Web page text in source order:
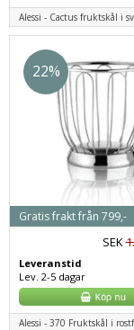
Alessi - Cactus fruktskål i
22%
SEK
Leveranstid
Lev. 2-5 dagar
Gratis frakt från 799,-
Alessi - 370 Fruktskål i